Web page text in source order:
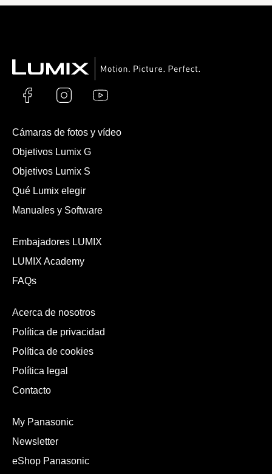
Cámaras de fotos y vídeo
Objetivos Lumix G
Objetivos Lumix S
Qué Lumix elegir
Manuales y Software
Embajadores LUMIX
LUMIX Academy
FAQs
Acerca de nosotros
Política de privacidad
Política de cookies
Política legal
Contacto
My Panasonic
Newsletter
eShop Panasonic